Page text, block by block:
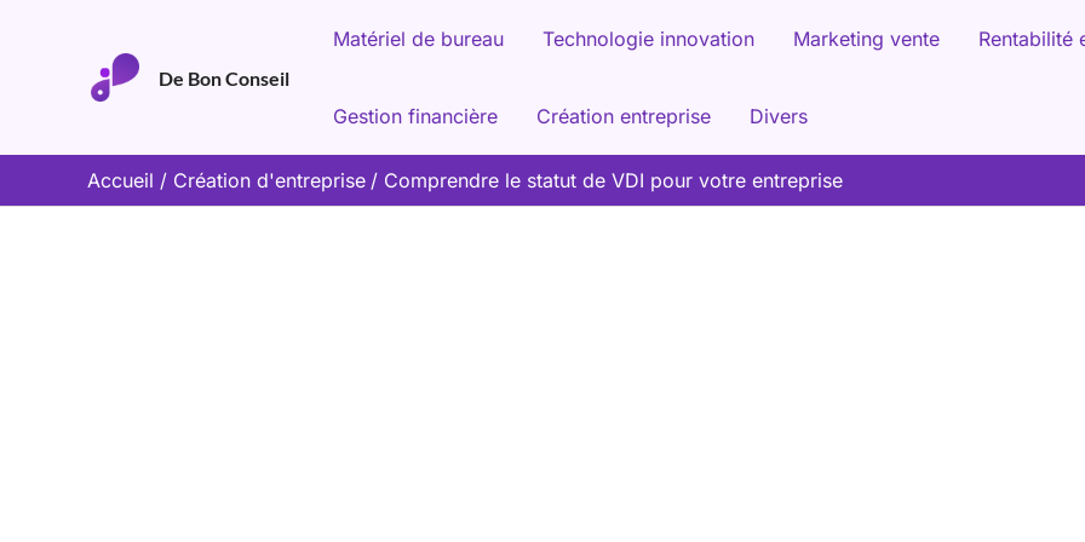
De Bon Conseil
Matériel de bureau Technologie innovation Marketing vente Rentabilité
Gestion financière Création entreprise Divers
Accueil Création d'entreprise Comprendre le statut de VDI pour votre entreprise